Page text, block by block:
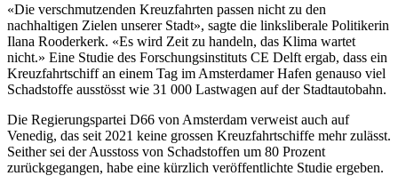
«Die verschmutzenden Kreuzfahrten passen nicht zu den
nachhaltigen Zielen unserer Stadt», sagte die linksliberale Politikerin
Ilana Rooderkerk. «Es wird Zeit zu handeln, das Klima wartet
nicht.» Eine Studie des Forschungsinstituts CE Delft ergab, dass ein
Kreuzfahrtschiff an einem Tag im Amsterdamer Hafen genauso viel
Schadstoffe ausstösst wie 31 000 Lastwagen auf der Stadtautobahn.
Die Regierungspartei D66 von Amsterdam verweist auch auf
Venedig, das seit 2021 keine grossen Kreuzfahrtschiffe mehr zulässt.
Seither sei der Ausstoss von Schadstoffen um 80 Prozent
zurückgegangen, habe eine kürzlich veröffentlichte Studie ergeben.